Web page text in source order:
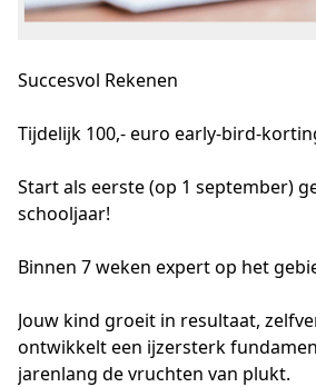
Succesvol Rekenen
Tijdelijk 100,- euro early-bird-
Start als eerste (op 1 september)
schooljaar!
Binnen 7 weken expert op het
Jouw kind groeit in resultaat,
ontwikkelt een ijzersterk
jarenlang de vruchten van plukt.